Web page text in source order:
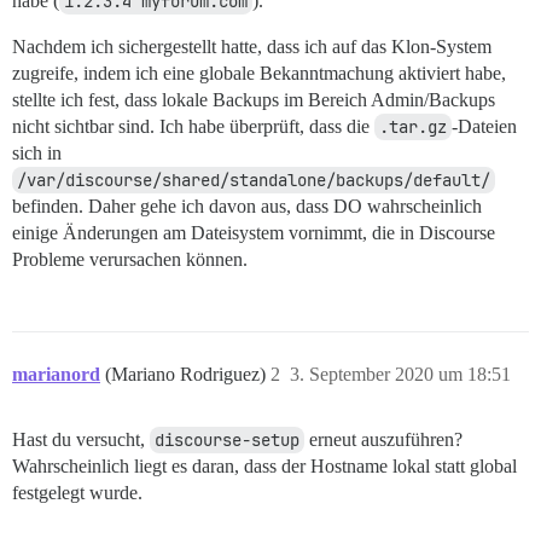
Nachdem ich sichergestellt hatte, dass ich auf das Klon-System
zugreife, indem ich eine globale Bekanntmachung aktiviert habe,
stellte ich fest, dass lokale Backups im Bereich Admin/Backups
nicht sichtbar sind. Ich habe überprüft, dass die
.tar.gz -Dateien
sich in
/var/discourse/shared/standalone/backups/default/
befinden. Daher gehe ich davon aus, dass DO wahrscheinlich
einige Änderungen am Dateisystem vornimmt, die in Discourse
Probleme verursachen können.
marianord (Mariano Rodriguez) 3. September 2020 um 18:51
2
Hast du versucht, discourse-setup erneut auszuführen?
Wahrscheinlich liegt es daran, dass der Hostname lokal statt global
festgelegt wurde.